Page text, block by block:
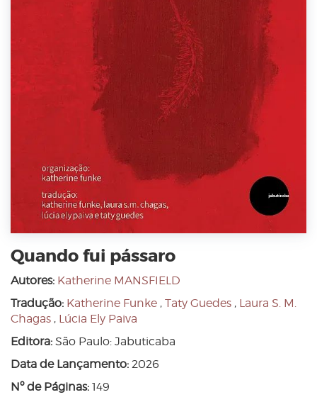
Quando fui pássaro
Autores: Katherine MANSFIELD
Tradução: Katherine Funke , Taty Guedes , Laura S. M.
Chagas , Lúcia Ely Paiva
Editora: São Paulo: Jabuticaba
Data de Lançamento: 2026
Nº de Páginas: 149